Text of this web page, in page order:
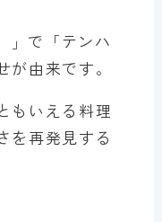
」で「テンハ
由来です。
もいえる料理
を再発見する